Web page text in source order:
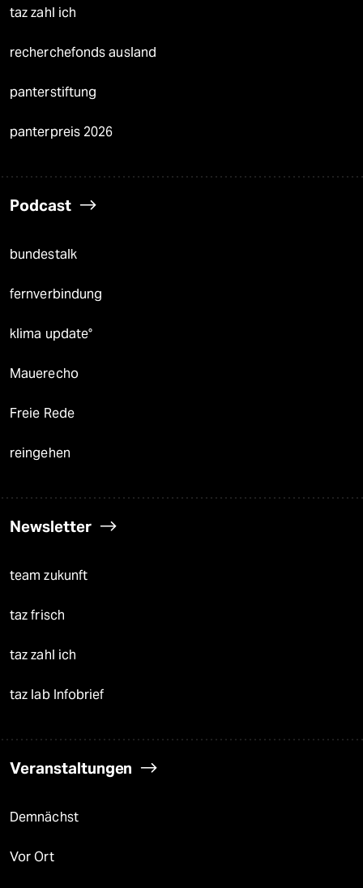
taz zahl ich
recherchefonds ausland
panterstiftung
panterpreis 2026
Podcast
bundestalk
fernverbindung
klima update°
Mauerecho
Freie Rede
reingehen
Newsletter
team zukunft
taz frisch
taz zahl ich
taz lab Infobrief
Veranstaltungen
Demnächst
Vor Ort